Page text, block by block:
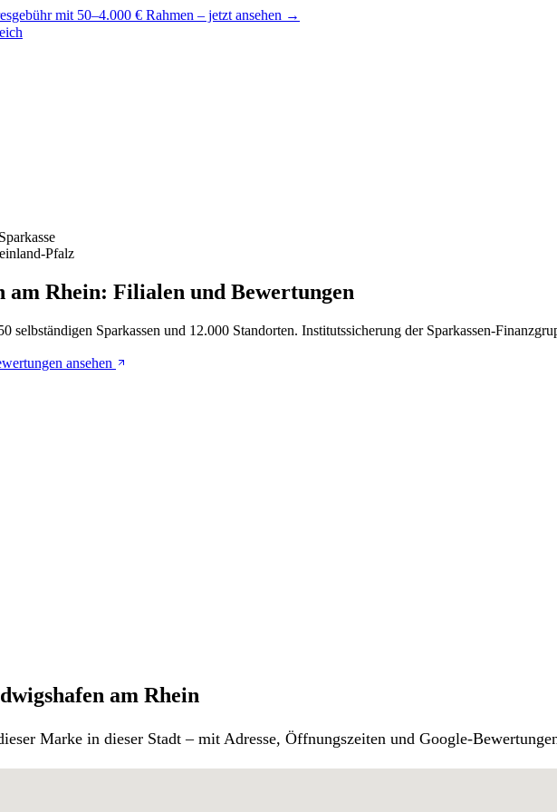
mit 50–4.000 € Rahmen – jetzt ansehen →
Sparkasse
Pfalz
am Rhein: Filialen und Bewertungen
selbständigen Sparkassen und 12.000 Standorten. Institutssicherung der Sparkassen-
ansehen
am Rhein
Marke in dieser Stadt – mit Adresse, Öffnungszeiten und Google-